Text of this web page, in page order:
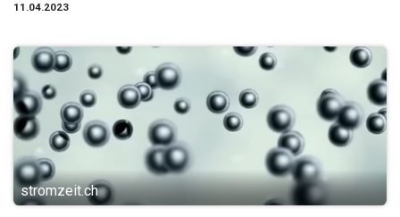
11.04.2023
stromzeit.ch